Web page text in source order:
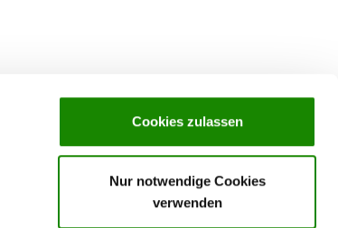
Cookies zulassen
Nur notwendige Cookies
verwenden